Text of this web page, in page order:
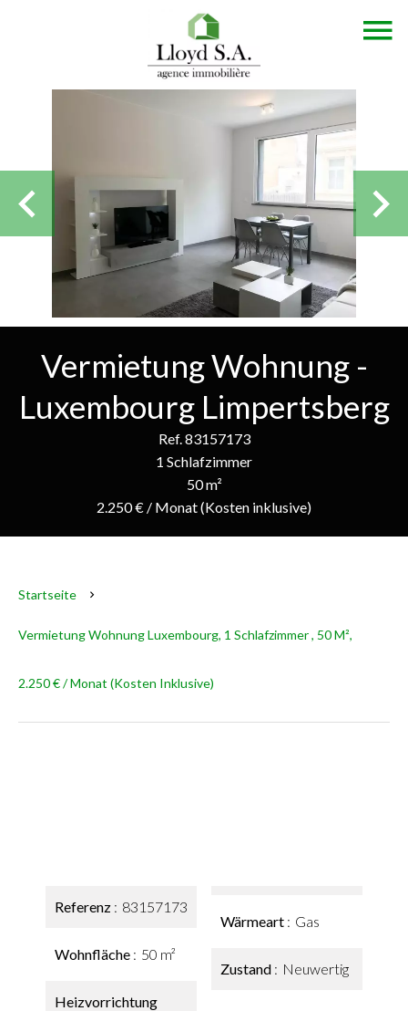
Vermietung Wohnung -
Luxembourg Limpertsberg
Ref. 83157173
1 Schlafzimmer
50 m²
2.250 € / Monat (Kosten inklusive)
Startseite
Vermietung Wohnung Luxembourg, 1 Schlafzimmer , 50 M²,
2.250 € / Monat (Kosten Inklusive)
Referenz 83157173
Wohnfläche 50 m²
Heizvorrichtung
Wärmeart Gas
Zustand Neuwertig